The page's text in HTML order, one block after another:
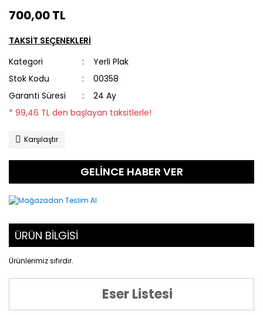
700,00 TL
TAKSİT SEÇENEKLERİ
Kategori
Yerli Plak
Stok Kodu
00358
Garanti Süresi
24 Ay
* 99,46 TL den başlayan taksitlerle!
Karşılaştır
GELİNCE HABER VER
ÜRÜN BİLGİSİ
Ürünlerimiz sıfırdır.
Eser Listesi